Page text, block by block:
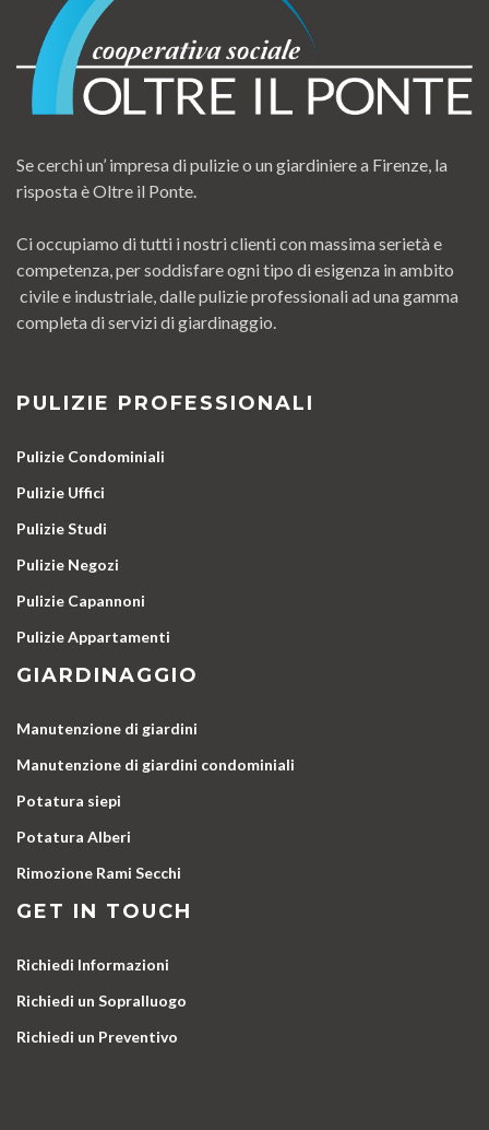
Se cerchi un’ impresa di pulizie o un giardiniere a Firenze, la
risposta è Oltre il Ponte.
Ci occupiamo di tutti i nostri clienti con massima serietà e
competenza, per soddisfare ogni tipo di esigenza in ambito
civile e industriale, dalle pulizie professionali ad una gamma
completa di servizi di giardinaggio.
PULIZIE PROFESSIONALI
Pulizie Condominiali
Pulizie Uffici
Pulizie Studi
Pulizie Negozi
Pulizie Capannoni
Pulizie Appartamenti
GIARDINAGGIO
Manutenzione di giardini
Manutenzione di giardini condominiali
Potatura siepi
Potatura Alberi
Rimozione Rami Secchi
GET IN TOUCH
Richiedi Informazioni
Richiedi un Sopralluogo
Richiedi un Preventivo